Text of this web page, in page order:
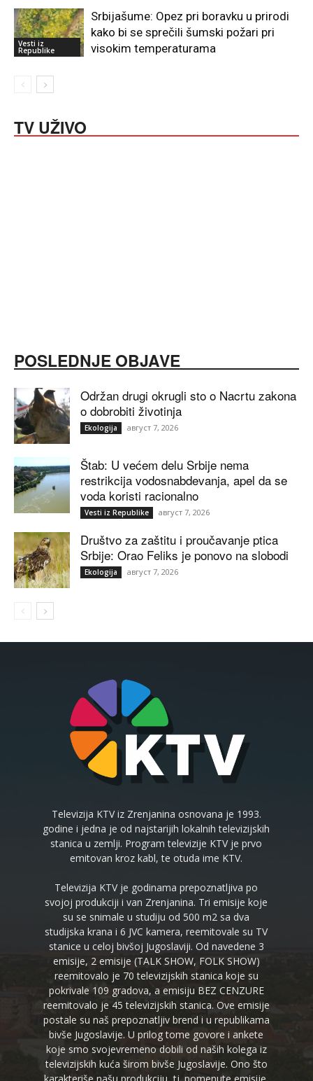
Vesti iz
Republike
Srbijašume: Opez pri boravku u prirodi
kako bi se sprečili šumski požari pri
visokim temperaturama
TV UŽIVO
POSLEDNJE OBJAVE
Održan drugi okrugli sto o Nacrtu zakona
o dobrobiti životinja
Ekologija август 7, 2026
Štab: U većem delu Srbije nema
restrikcija vodosnabdevanja, apel da se
voda koristi racionalno
Vesti iz Republike август 7, 2026
Društvo za zaštitu i proučavanje ptica
Srbije: Orao Feliks je ponovo na slobodi
Ekologija август 7, 2026
Televizija KTV iz Zrenjanina osnovana je 1993.
godine i jedna je od najstarijih lokalnih televizijskih
stanica u zemlji. Program televizije KTV je prvo
emitovan kroz kabl, te otuda ime KTV.
Televizija KTV je godinama prepoznatljiva po
svojoj produkciji i van Zrenjanina. Tri emisije koje
su se snimale u studiju od 500 m2 sa dva
studijska krana i 6 JVC kamera, reemitovale su TV
stanice u celoj bivšoj Jugoslaviji. Od navedene 3
emisije, 2 emisije (TALK SHOW, FOLK SHOW)
reemitovalo je 70 televizijskih stanica koje su
pokrivale 109 gradova, a emisiju BEZ CENZURE
reemitovalo je 45 televizijskih stanica. Ove emisije
postale su naš prepoznatljiv brend i u republikama
bivše Jugoslavije. U prilog tome govore i ankete
koje smo svojevremeno dobili od naših kolega iz
televizijskih kuća širom bivše Jugoslavije. Ono što